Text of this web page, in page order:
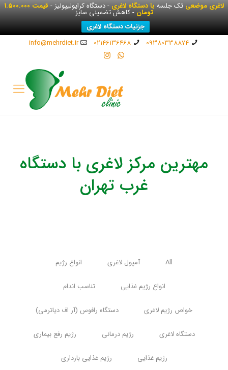
لاغری موضعیتک جلسهبا دستگاه لاغری- دستگاه کرایولیپولیز - قیمت 1.500.000
تومان- کاهش تضمینی سایز
جزئیات دستگاه لاغری
09380338874
02146136468
info@mehrdiet.ir
مهترین مرکز لاغری با دستگاه
غرب تهران
All آمپول لاغری انواع رژیم
انواع رژیم غذایی تناسب اندام
خواص رژیم لاغری دستگاه رافوس (آر اف دیاترمی)
دستگاه لاغری رژیم درمانی رژیم رفع بیماری
رژیم غذایی رژیم غذایی بارداری